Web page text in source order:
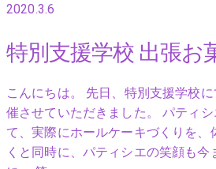
2020.3.6
特別支援学校 出張お
こんにちは。 先日、特別支援学校
催させていただきました。 パティ
て、実際にホールケーキづくりを、
くと同時に、パティシエの笑顔も